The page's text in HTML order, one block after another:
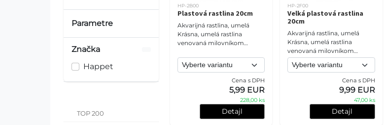
Parametre
Značka
Happet
TOP 200
HP-2B00
Plastová rastlina 20cm
Akvarijná rastlina, umelá
Krásna, umelá rastlina
venovaná milovníkom
každé akvárium a vytvoriť
prirodzenú atmosféru. Tút
Cena s DPH
5,99 EUR
228,00 ks
Detajl
HP-2F00
Velká plastová rastlina
20cm
Akvarijná rastlina, umelá
Krásna, umelá rastlina
venovaná milovníkom
akvárií. Môže diverzifikovať
každé akvárium a vytvoriť
prirodzenú atmosféru. Tút
Cena s DPH
9,99 EUR
47,00 ks
Detajl